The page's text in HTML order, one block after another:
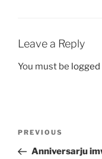
Leave a Reply
You must be logged
Previous
Post
PREVIOUS
Anniversarju